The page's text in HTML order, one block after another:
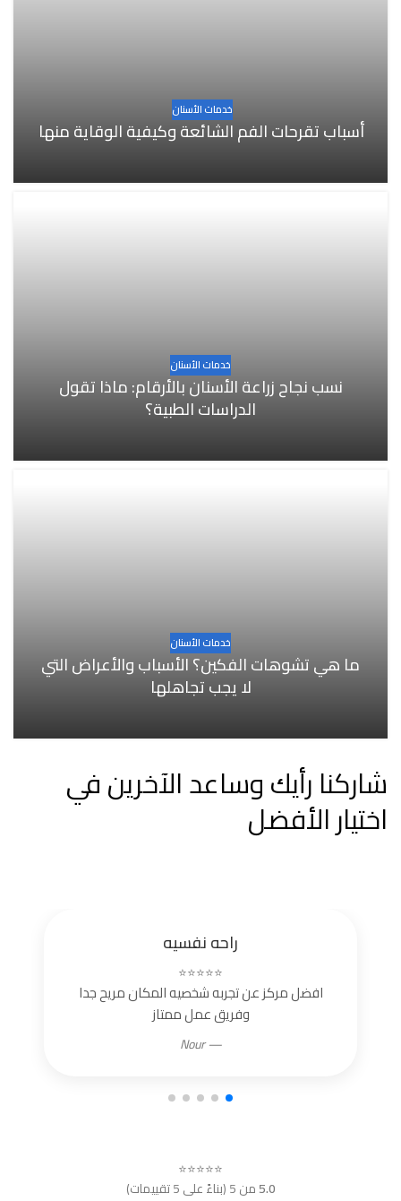
خدمات الأسنان
أسباب تقرحات الفم الشائعة وكيفية الوقاية منها
خدمات الأسنان
نسب نجاح زراعة الأسنان بالأرقام: ماذا تقول
الدراسات الطبية؟
خدمات الأسنان
ما هي تشوهات الفكين؟ الأسباب والأعراض التي
لا يجب تجاهلها
شاركنا رأيك وساعد الآخرين في
اختيار الأفضل
راحه نفسيه
⭐⭐⭐⭐⭐
افضل مركز عن تجربه شخصيه المكان مريح جدا
وفريق عمل ممتاز
— Nour
⭐⭐⭐⭐⭐
5.0من 5 (بناءً على 5 تقييمات)